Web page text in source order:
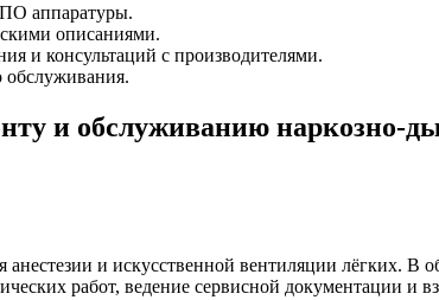
ПО аппаратуры.
описаниями.
и консультаций с производителями.
обслуживания.
и обслуживанию наркозно-
и искусственной вентиляции лёгких. В
работ, ведение сервисной документации и